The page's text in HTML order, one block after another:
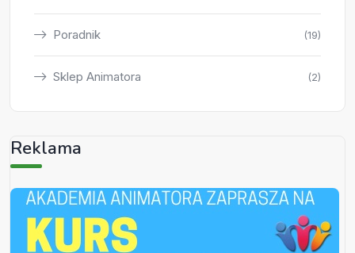
Poradnik (19)
Sklep Animatora (2)
Reklama